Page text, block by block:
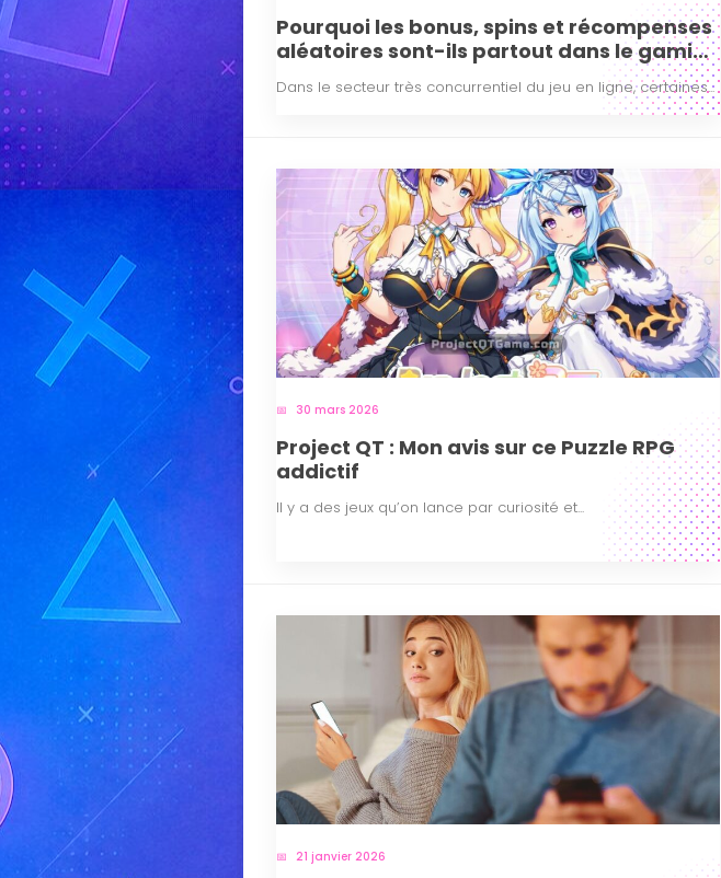
Pourquoi les bonus, spins et récompenses
aléatoires sont-ils partout dans le gaming
Dans le secteur très concurrentiel du jeu en ligne, certaines...
30 mars 2026
Project QT : Mon avis sur ce Puzzle RPG
addictif
Il y a des jeux qu’on lance par curiosité et...
21 janvier 2026